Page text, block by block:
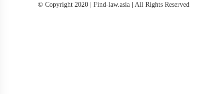
© Copyright 2020 | Find-law.asia | All Rights Reserved